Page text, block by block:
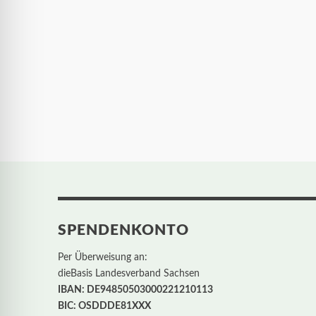
SPENDENKONTO
Per Überweisung an:
dieBasis Landesverband Sachsen
IBAN: DE94850503000221210113
BIC: OSDDDE81XXX